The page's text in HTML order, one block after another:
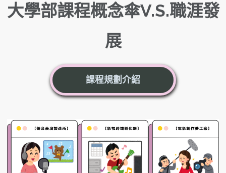
大學部課程概念傘V.S.職涯發
展
課程規劃介紹